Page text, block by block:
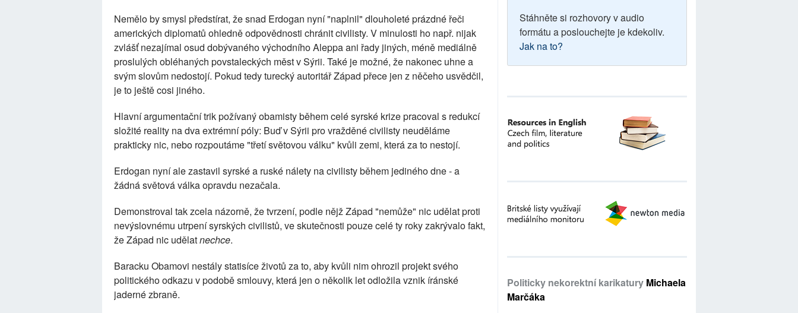
Nemělo by smysl předstírat, že snad Erdogan nyní "naplnil" dlouholeté prázdné řeči
amerických diplomatů ohledně odpovědnosti chránit civilisty. V minulosti ho např. nijak
zvlášť nezajímal osud dobývaného východního Aleppa ani řady jiných, méně mediálně
proslulých obléhaných povstaleckých měst v Sýrii. Také je možné, že nakonec uhne a
svým slovům nedostojí. Pokud tedy turecký autoritář Západ přece jen z něčeho usvědčil,
je to ještě cosi jiného.
Hlavní argumentační trik požívaný obamisty během celé syrské krize pracoval s redukcí
složité reality na dva extrémní póly: Buď v Sýrii pro vražděné civilisty neuděláme
prakticky nic, nebo rozpoutáme "třetí světovou válku" kvůli zemi, která za to nestojí.
Erdogan nyní ale zastavil syrské a ruské nálety na civilisty během jediného dne - a
žádná světová válka opravdu nezačala.
Demonstroval tak zcela názorně, že tvrzení, podle nějž Západ "nemůže" nic udělat proti
nevýslovnému utrpení syrských civilistů, ve skutečnosti pouze celé ty roky zakrývalo fakt,
že Západ nic udělatnechce.
Baracku Obamovi nestály statisíce životů za to, aby kvůli nim ohrozil projekt svého
politického odkazu v podobě smlouvy, která jen o několik let odložila vznik íránské
jaderné zbraně.
Stáhněte si rozhovory v audio
formátu a poslouchejte je kdekoliv.
Jak na to?
Politicky nekorektní karikatury Michaela
Marčáka